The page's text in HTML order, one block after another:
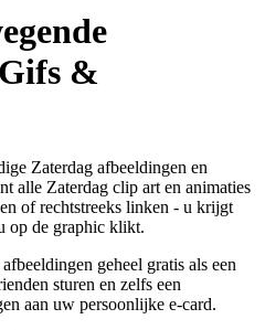
&
Zaterdag afbeeldingen en
alle Zaterdag clip art en animaties
of rechtstreeks linken - u krijgt
op de graphic klikt.
geheel gratis als een
sturen en zelfs een
aan uw persoonlijke e-card.